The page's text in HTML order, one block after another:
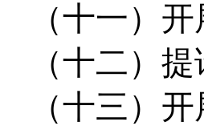
（十一）
（十二）
（十三）